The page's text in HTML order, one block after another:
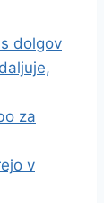
dolgov
za
v